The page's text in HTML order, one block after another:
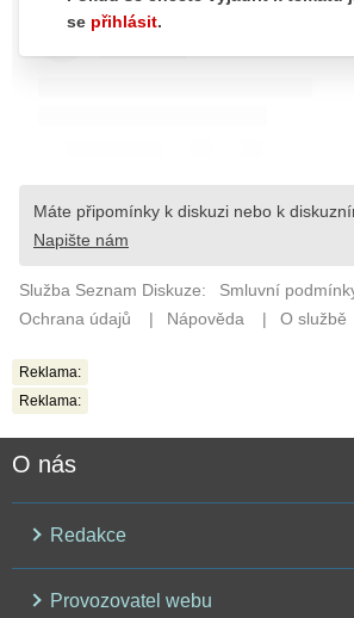
Reklama:
Reklama:
O nás
Redakce
Provozovatel webu